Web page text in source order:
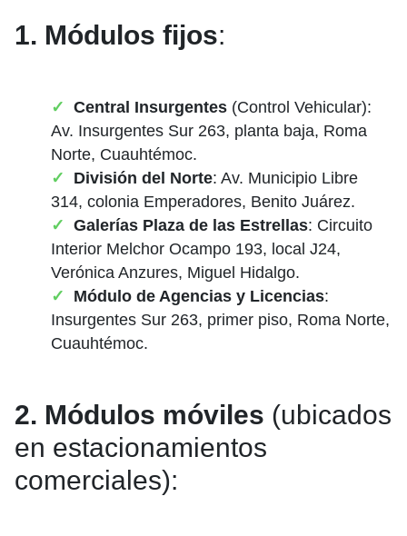
1. Módulos fijos:
Central Insurgentes (Control Vehicular):
Av. Insurgentes Sur 263, planta baja, Roma
Norte, Cuauhtémoc.
División del Norte: Av. Municipio Libre
314, colonia Emperadores, Benito Juárez.
Galerías Plaza de las Estrellas: Circuito
Interior Melchor Ocampo 193, local J24,
Verónica Anzures, Miguel Hidalgo.
Módulo de Agencias y Licencias:
Insurgentes Sur 263, primer piso, Roma Norte,
Cuauhtémoc.
2. Módulos móviles (ubicados
en estacionamientos
comerciales):